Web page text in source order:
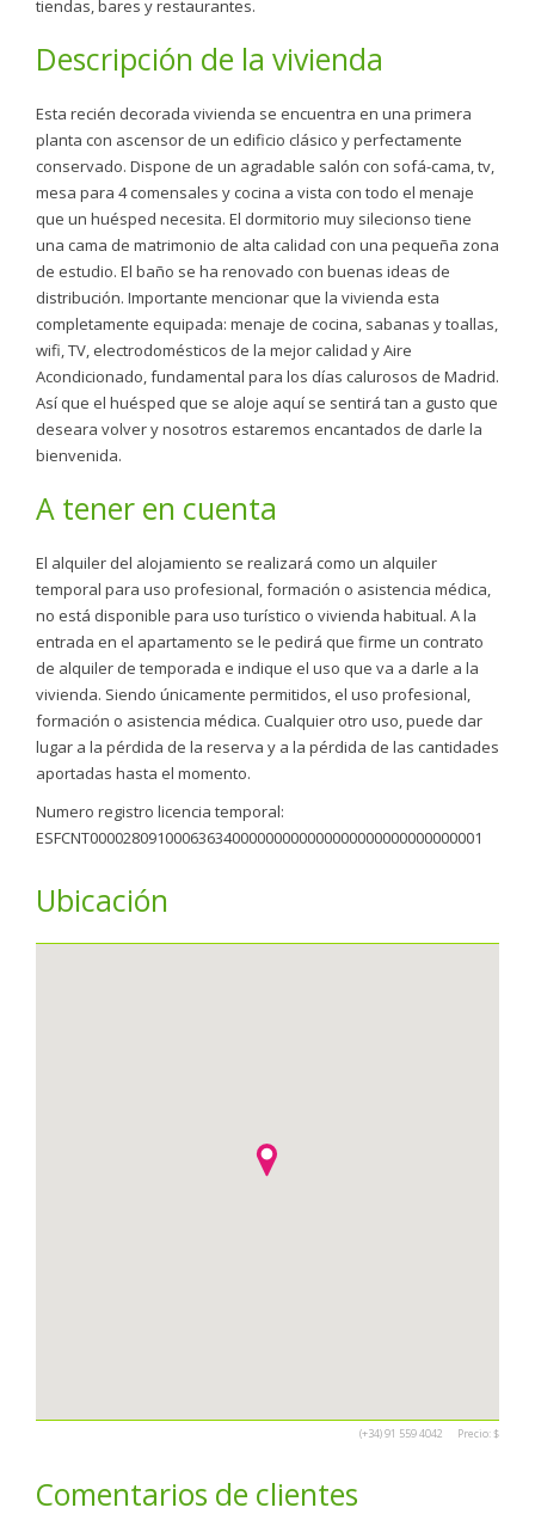
tiendas, bares y restaurantes.
Descripción de la vivienda
Esta recién decorada vivienda se encuentra en una primera
planta con ascensor de un edificio clásico y perfectamente
conservado. Dispone de un agradable salón con sofá-cama, tv,
mesa para 4 comensales y cocina a vista con todo el menaje
que un huésped necesita. El dormitorio muy silecionso tiene
una cama de matrimonio de alta calidad con una pequeña zona
de estudio. El baño se ha renovado con buenas ideas de
distribución. Importante mencionar que la vivienda esta
completamente equipada: menaje de cocina, sabanas y toallas,
wifi, TV, electrodomésticos de la mejor calidad y Aire
Acondicionado, fundamental para los días calurosos de Madrid.
Así que el huésped que se aloje aquí se sentirá tan a gusto que
deseara volver y nosotros estaremos encantados de darle la
bienvenida.
A tener en cuenta
El alquiler del alojamiento se realizará como un alquiler
temporal para uso profesional, formación o asistencia médica,
no está disponible para uso turístico o vivienda habitual. A la
entrada en el apartamento se le pedirá que firme un contrato
de alquiler de temporada e indique el uso que va a darle a la
vivienda. Siendo únicamente permitidos, el uso profesional,
formación o asistencia médica. Cualquier otro uso, puede dar
lugar a la pérdida de la reserva y a la pérdida de las cantidades
aportadas hasta el momento.
Numero registro licencia temporal:
ESFCNT00002809100063634000000000000000000000000000001
Ubicación
(+34) 91 559 4042 Precio:$
Comentarios de clientes